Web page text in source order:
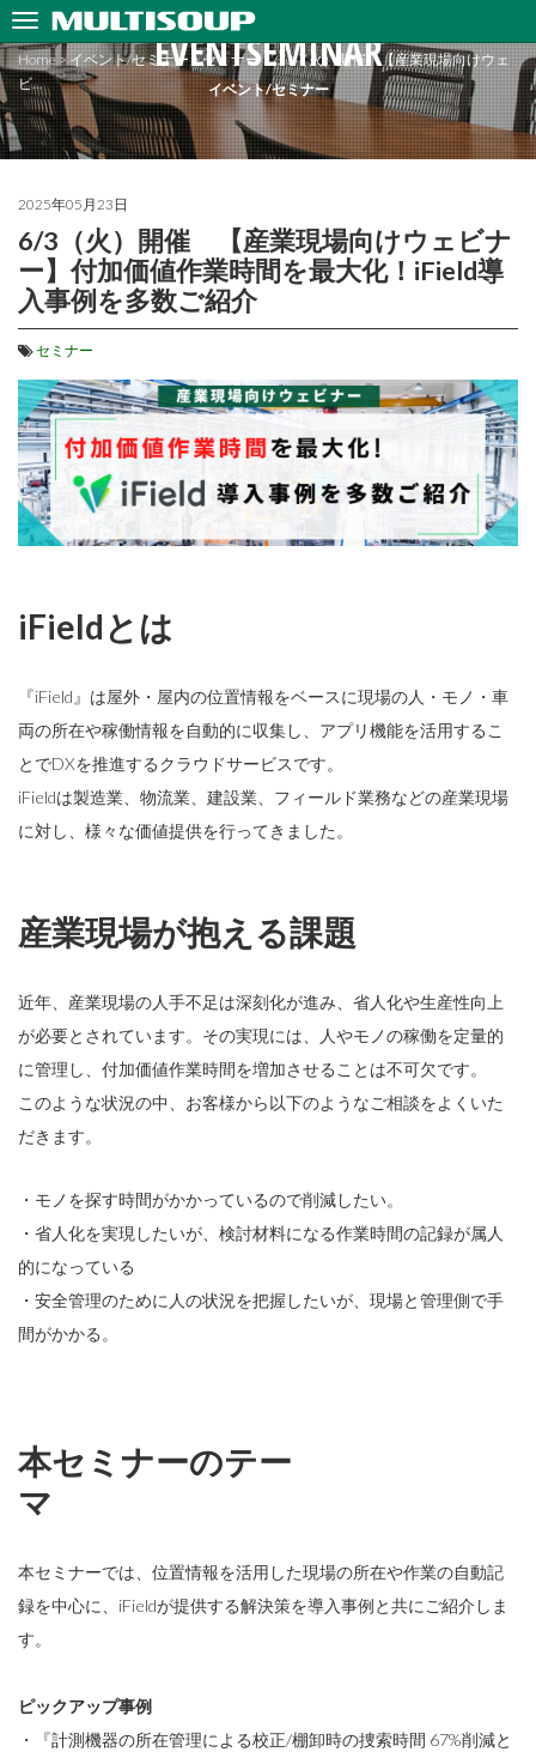
EVENTSEMINAR
イベント/セミナー
Home>イベント/セミナー>セミナー>6/3（火）開催 【産業現場向けウェ
ビ…
2025年05月23日
6/3（火）開催 【産業現場向けウェビナ
ー】付加価値作業時間を最大化！iField導
入事例を多数ご紹介
セミナー
iFieldとは
『iField』は屋外・屋内の位置情報をベースに現場の人・モノ・車
両の所在や稼働情報を自動的に収集し、アプリ機能を活用するこ
とでDXを推進するクラウドサービスです。
iFieldは製造業、物流業、建設業、フィールド業務などの産業現場
に対し、様々な価値提供を行ってきました。
産業現場が抱える課題
近年、産業現場の人手不足は深刻化が進み、省人化や生産性向上
が必要とされています。その実現には、人やモノの稼働を定量的
に管理し、付加価値作業時間を増加させることは不可欠です。
このような状況の中、お客様から以下のようなご相談をよくいた
だきます。
・モノを探す時間がかかっているので削減したい。
・省人化を実現したいが、検討材料になる作業時間の記録が属人
的になっている
・安全管理のために人の状況を把握したいが、現場と管理側で手
間がかかる。
本セミナーのテー
マ
本セミナーでは、位置情報を活用した現場の所在や作業の自動記
録を中心に、iFieldが提供する解決策を導入事例と共にご紹介しま
す。
ピックアップ事例
・『計測機器の所在管理による校正/棚卸時の捜索時間 67%削減と